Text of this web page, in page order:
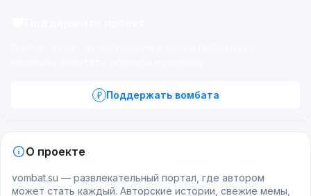
Поддержать вомбата
О проекте
vombat.su — развлекательный портал, где автором
может стать каждый. Авторские истории, свежие мемы,